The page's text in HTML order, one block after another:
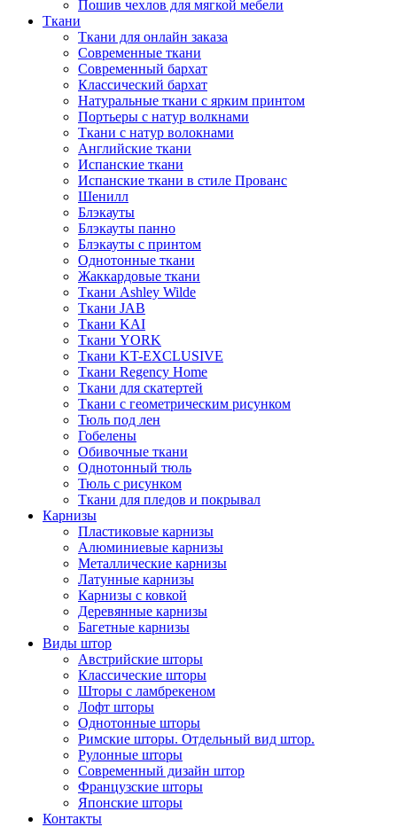
Пошив чехлов для мягкой мебели
Ткани
Ткани для онлайн заказа
Современные ткани
Современный бархат
Классический бархат
Натуральные ткани с ярким принтом
Портьеры с натур волкнами
Ткани с натур волокнами
Английские ткани
Испанские ткани
Испанские ткани в стиле Прованс
Шенилл
Блэкауты
Блэкауты панно
Блэкауты с принтом
Однотонные ткани
Жаккардовые ткани
Ткани Ashley Wilde
Ткани JAB
Ткани KAI
Ткани YORK
Ткани KT-EXCLUSIVE
Ткани Regency Home
Ткани для скатертей
Ткани с геометрическим рисунком
Тюль под лен
Гобелены
Обивочные ткани
Однотонный тюль
Тюль с рисунком
Ткани для пледов и покрывал
Карнизы
Пластиковые карнизы
Алюминиевые карнизы
Металлические карнизы
Латунные карнизы
Карнизы с ковкой
Деревянные карнизы
Багетные карнизы
Виды штор
Австрийские шторы
Классические шторы
Шторы с ламбрекеном
Лофт шторы
Однотонные шторы
Римские шторы. Отдельный вид штор.
Рулонные шторы
Современный дизайн штор
Французские шторы
Японские шторы
Контакты